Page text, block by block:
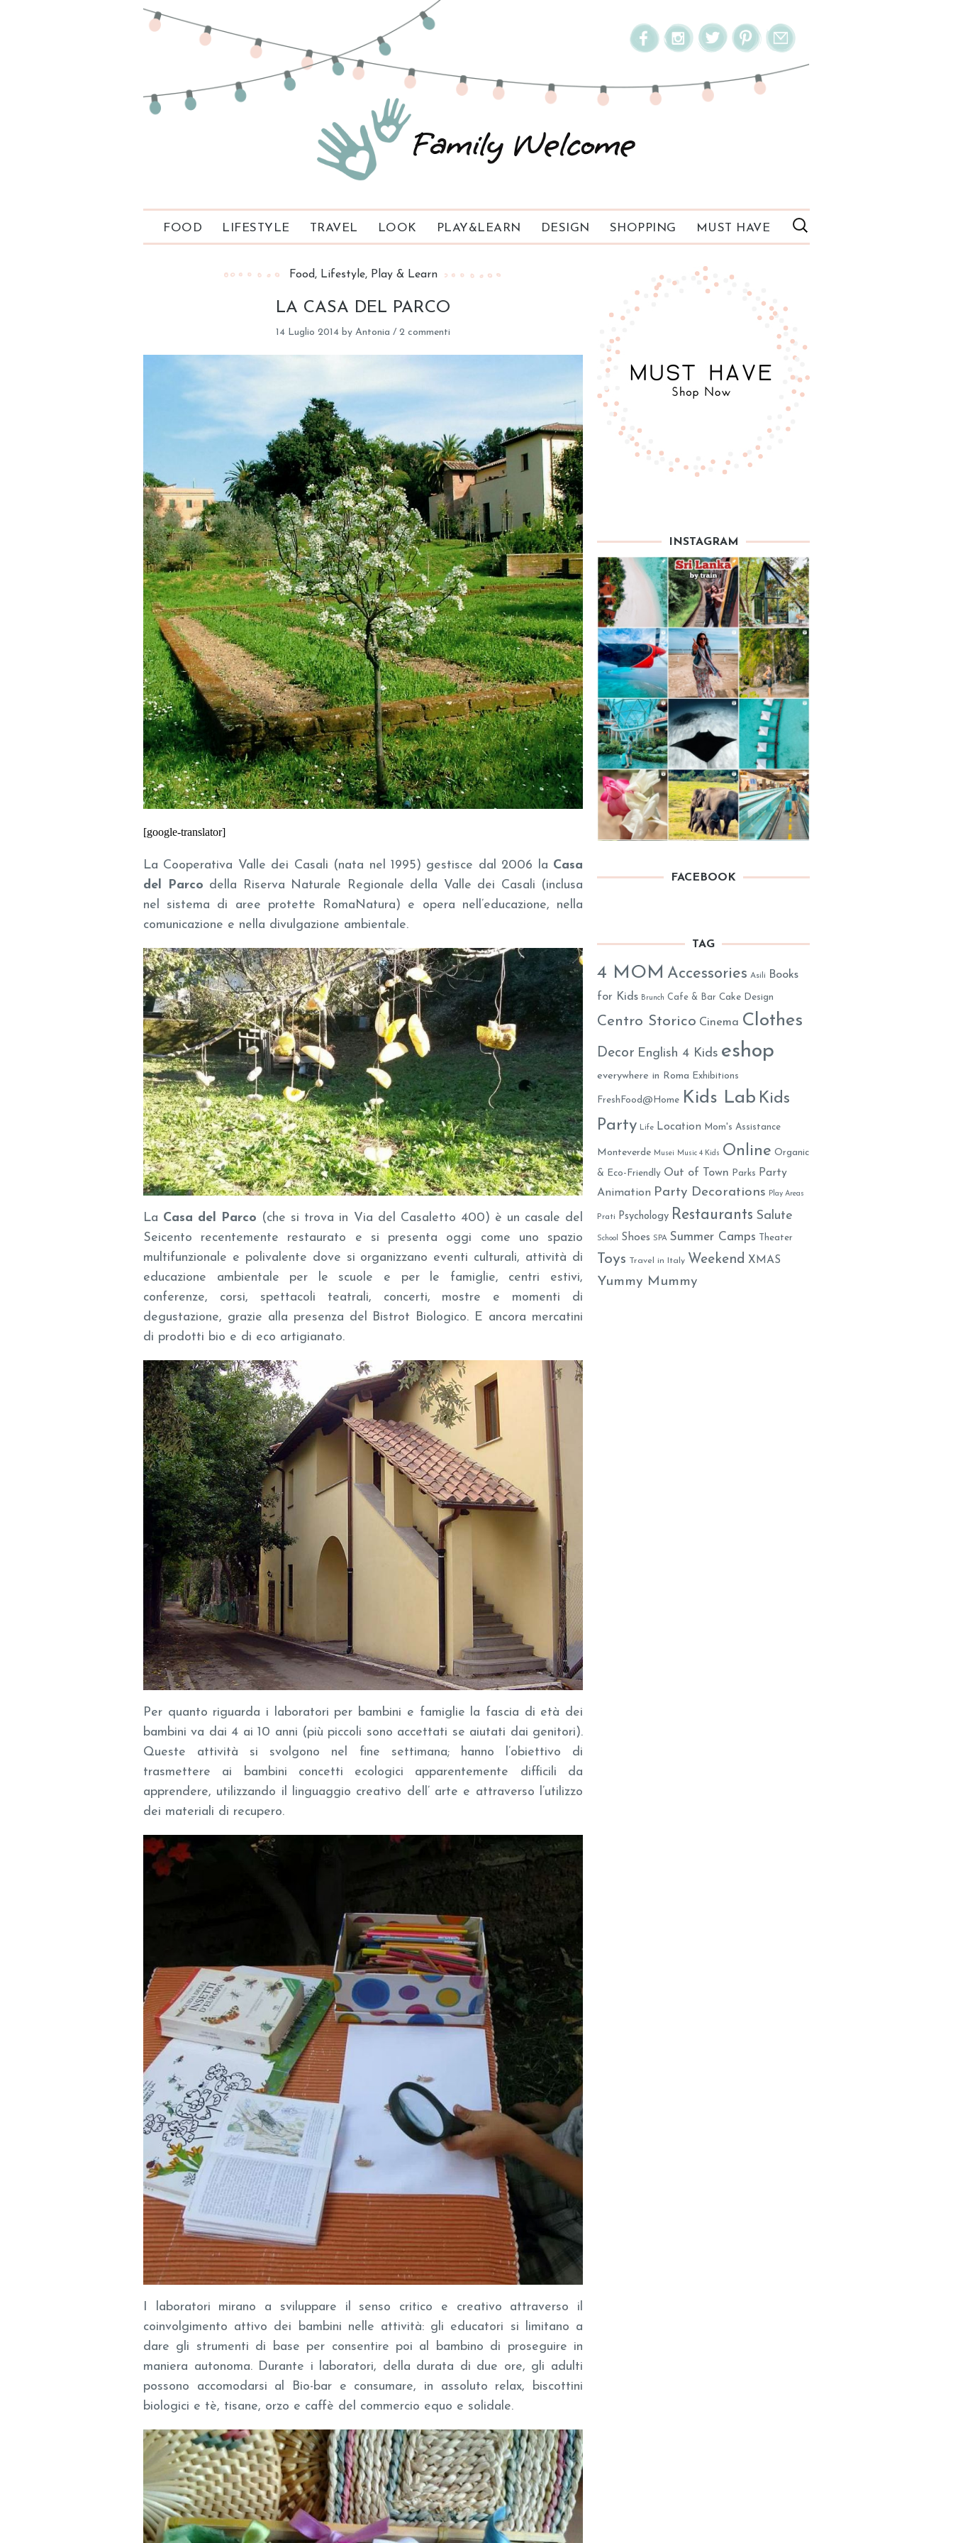
FOOD LIFESTYLE TRAVEL LOOK PLAY&LEARN DESIGN SHOPPING MUST HAVE
Food Lifestyle Play & Learn
LA CASA DEL PARCO
14 Luglio 2014 by Antonia / 2 commenti
[google-translator]
La Cooperativa Valle dei Casali (nata nel 1995) gestisce dal 2006 la Casa
del Parco della Riserva Naturale Regionale della Valle dei Casali (inclusa
nel sistema di aree protette RomaNatura) e opera nell’educazione, nella
comunicazione e nella divulgazione ambientale.
La Casa del Parco (che si trova in Via del Casaletto 400) è un casale del
Seicento recentemente restaurato e si presenta oggi come uno spazio
multifunzionale e polivalente dove si organizzano eventi culturali, attività di
educazione ambientale per le scuole e per le famiglie, centri estivi,
conferenze, corsi, spettacoli teatrali, concerti, mostre e momenti di
degustazione, grazie alla presenza del Bistrot Biologico. E ancora mercatini
di prodotti bio e di eco artigianato.
Per quanto riguarda i laboratori per bambini e famiglie la fascia di età dei
bambini va dai 4 ai 10 anni (più piccoli sono accettati se aiutati dai genitori).
Queste attività si svolgono nel fine settimana; hanno l’obiettivo di
trasmettere ai bambini concetti ecologici apparentemente difficili da
apprendere, utilizzando il linguaggio creativo dell’ arte e attraverso l’utilizzo
dei materiali di recupero.
I laboratori mirano a sviluppare il senso critico e creativo attraverso il
coinvolgimento attivo dei bambini nelle attività: gli educatori si limitano a
dare gli strumenti di base per consentire poi al bambino di proseguire in
maniera autonoma. Durante i laboratori, della durata di due ore, gli adulti
possono accomodarsi al Bio-bar e consumare, in assoluto relax, biscottini
biologici e tè, tisane, orzo e caffè del commercio equo e solidale.
INSTAGRAM
FACEBOOK
TAG
4 MOM Accessories Asili
Books
for Kids Brunch Cafe & Bar Cake Design
Centro Storico Cinema Clothes
Decor English 4 Kids eshop
everywhere in Roma Exhibitions
FreshFood@Home Kids Lab Kids
Party Life Location Mom's Assistance
Monteverde Musei Music 4 Kids Online Organic
& Eco-Friendly Out of Town Parks
Party
Animation Party Decorations Play Areas
Prati Psychology Restaurants Salute
School Shoes SPA Summer Camps Theater
Toys Travel in Italy Weekend XMAS
Yummy Mummy